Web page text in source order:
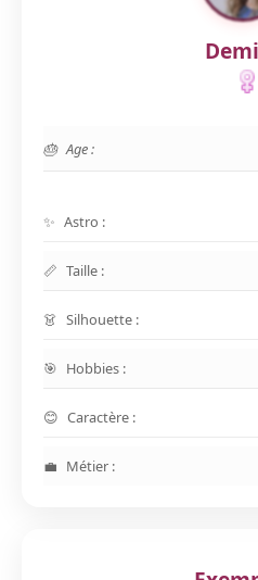
Age :
Astro :
Taille :
Silhouette :
Hobbies :
Caractère :
Métier :